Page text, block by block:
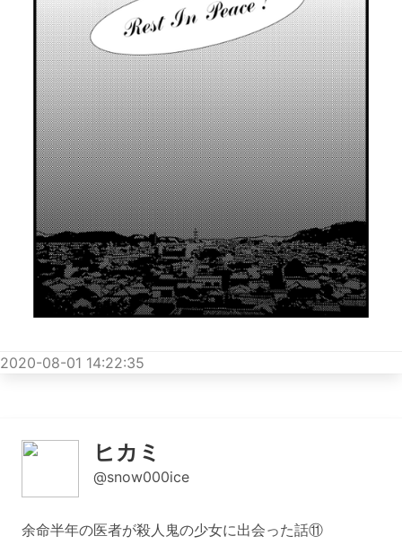
2020-08-01 14:22:35
ヒカミ
@snow000ice
余命半年の医者が殺人鬼の少女に出会った話⑪